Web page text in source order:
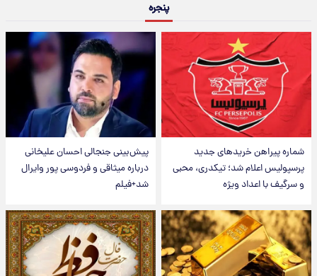
پنجره
شماره پیراهن خریدهای جدید
پرسپولیس اعلام شد؛ تیکدری، محبی
و سرگیف با اعداد ویژه
پیش‌بینی جنجالی احسان علیخانی
درباره میثاقی و فردوسی پور وایرال
شد+فیلم